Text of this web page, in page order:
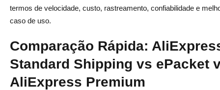
Veredito Final
AliExpress Standard Shipping vs AliExpress Premium
Comparação de Velocidade
termos de velocidade, custo, rastreamento, confiabilidade e
caso de uso.
Comparação Rápida:
Standard Shipping vs ePacket
AliExpress Premium